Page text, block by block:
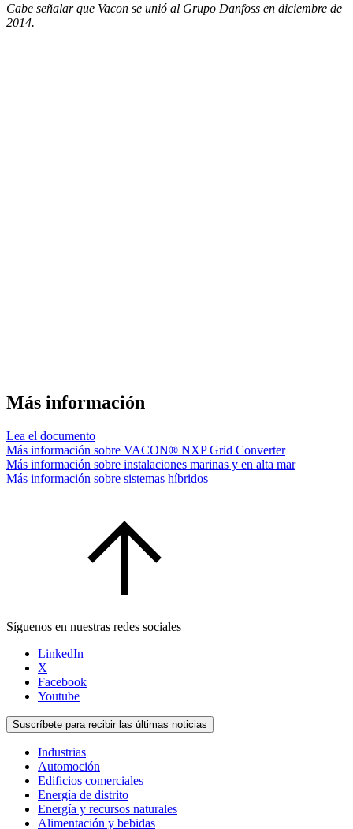
Cabe señalar que Vacon se unió al Grupo Danfoss en diciembre de
2014.
Más información
Lea el documento
Más información sobre VACON® NXP Grid Converter
Más información sobre instalaciones marinas y en alta mar
Más información sobre sistemas híbridos
Síguenos en nuestras redes sociales
LinkedIn
X
Facebook
Youtube
Suscríbete para recibir las últimas noticias
Industrias
Automoción
Edificios comerciales
Energía de distrito
Energía y recursos naturales
Alimentación y bebidas